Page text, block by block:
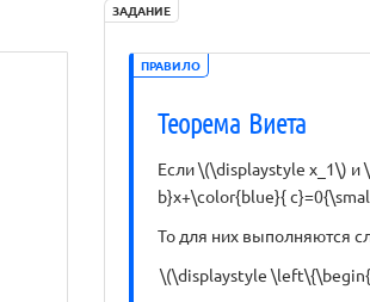
ЗАДАНИЕ
ПРАВИЛО
Теорема Виета
Если \(\displaystyle x_1\) и
b}x+\color{blue}{
То для них выполняются
\(\displaystyle